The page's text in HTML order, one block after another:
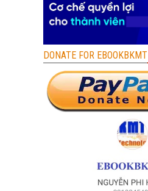
DONATE FOR EBOOKBKMT